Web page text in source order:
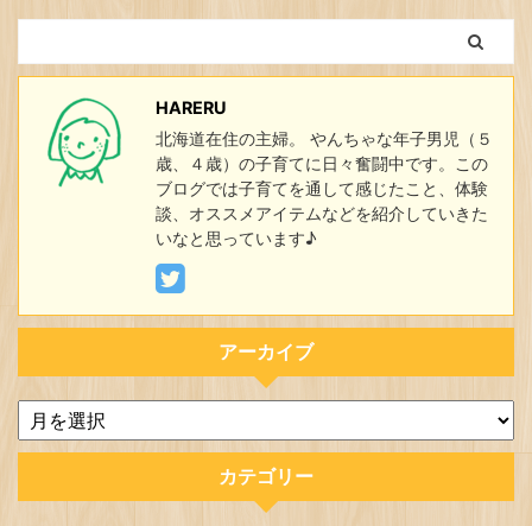
HARERU
北海道在住の主婦。 やんちゃな年子男児（５
歳、４歳）の子育てに日々奮闘中です。この
ブログでは子育てを通して感じたこと、体験
談、オススメアイテムなどを紹介していきた
いなと思っています♪
アーカイブ
カテゴリー